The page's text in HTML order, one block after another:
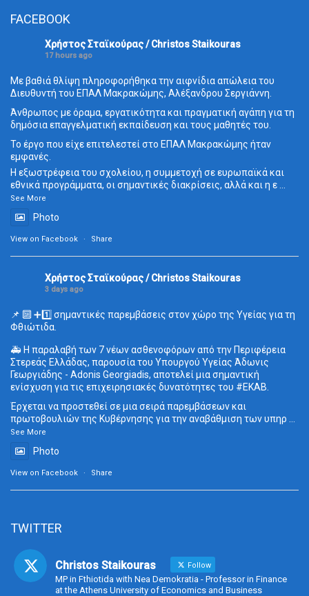
FACEBOOK
Χρήστος Σταϊκούρας / Christos Staikouras
17 hours ago
Με βαθιά θλίψη πληροφορήθηκα την αιφνίδια απώλεια του
Διευθυντή του ΕΠΑΛ Μακρακώμης, Αλέξανδρου Σεργιάννη.
Άνθρωπος με όραμα, εργατικότητα και πραγματική αγάπη για τη
δημόσια επαγγελματική εκπαίδευση και τους μαθητές του.
Το έργο που είχε επιτελεστεί στο ΕΠΑΛ Μακρακώμης ήταν
εμφανές.
Η εξωστρέφεια του σχολείου, η συμμετοχή σε ευρωπαϊκά και
εθνικά προγράμματα, οι σημαντικές διακρίσεις, αλλά και η ε
See More
Photo
View on Facebook · Share
Χρήστος Σταϊκούρας / Christos Staikouras
3 days ago
📌 🔟 ➕1️⃣ σημαντικές παρεμβάσεις στον χώρο της Υγείας για τη
Φθιώτιδα.
🚑 Η παραλαβή των 7 νέων ασθενοφόρων από την Περιφέρεια
Στερεάς Ελλάδας, παρουσία του Υπουργού Υγείας Άδωνις
Γεωργιάδης - Adonis Georgiadis, αποτελεί μια σημαντική
ενίσχυση για τις επιχειρησιακές δυνατότητες του #ΕΚΑΒ
Έρχεται να προστεθεί σε μια σειρά παρεμβάσεων και
πρωτοβουλιών της Κυβέρνησης για την αναβάθμιση των υπηρ
See More
Photo
View on Facebook · Share
TWITTER
Christos Staikouras Follow
MP in Fthiotida with Nea Demokratia - Professor in Finance
at the Athens University of Economics and Business